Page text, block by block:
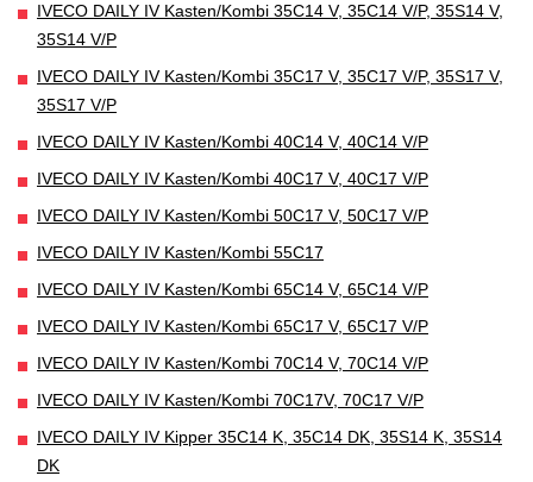
IVECO DAILY IV Kasten/Kombi 35C14 V, 35C14 V/P, 35S14 V,
35S14 V/P
IVECO DAILY IV Kasten/Kombi 35C17 V, 35C17 V/P, 35S17 V,
35S17 V/P
IVECO DAILY IV Kasten/Kombi 40C14 V, 40C14 V/P
IVECO DAILY IV Kasten/Kombi 40C17 V, 40C17 V/P
IVECO DAILY IV Kasten/Kombi 50C17 V, 50C17 V/P
IVECO DAILY IV Kasten/Kombi 55C17
IVECO DAILY IV Kasten/Kombi 65C14 V, 65C14 V/P
IVECO DAILY IV Kasten/Kombi 65C17 V, 65C17 V/P
IVECO DAILY IV Kasten/Kombi 70C14 V, 70C14 V/P
IVECO DAILY IV Kasten/Kombi 70C17V, 70C17 V/P
IVECO DAILY IV Kipper 35C14 K, 35C14 DK, 35S14 K, 35S14
DK